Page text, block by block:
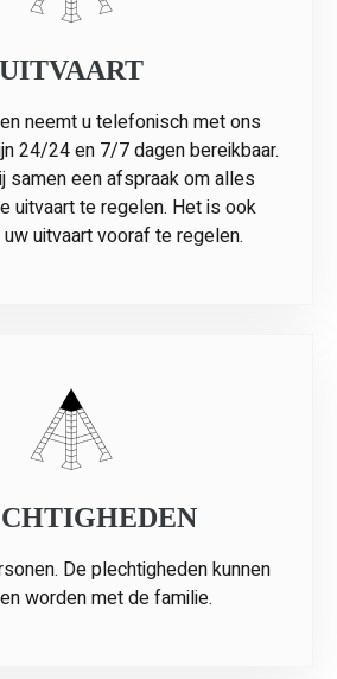
UITVAART
neemt u telefonisch met ons
24/24 en 7/7 dagen bereikbaar.
samen een afspraak om alles
uitvaart te regelen. Het is ook
uitvaart vooraf te regelen.
De plechtigheden kunnen
worden met de familie.